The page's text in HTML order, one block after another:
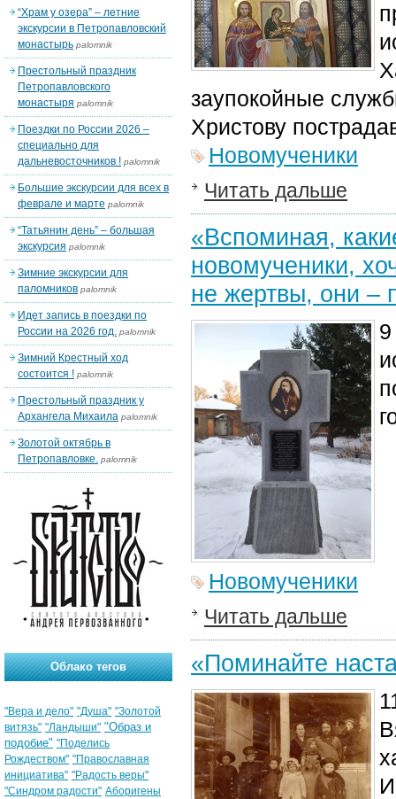
заупокойные
Христову
Новомученики
Читать дальше
«Вспоминая,
новомученики,
не жертвы, они –
Новомученики
Читать дальше
«Поминайте
“Храм у озера” – летние
экскурсии в Петропавловский
монастырь palomnik
Престольный праздник
Петропавловского
монастыря palomnik
Поездки по России 2026 –
специально для
дальневосточников ! palomnik
Большие экскурсии для всех в
феврале и марте palomnik
“Татьянин день” – большая
экскурсия palomnik
Зимние экскурсии для
паломников palomnik
Идет запись в поездки по
России на 2026 год. palomnik
Зимний Крестный ход
состоится ! palomnik
Престольный праздник у
Архангела Михаила palomnik
Золотой октябрь в
Петропавловке. palomnik
Облако тегов
"Вера и дело" "Душа" "Золотой
витязь" "Ландыши" "Образ и
подобие" "Поделись
Рождеством" "Православная
инициатива" "Радость веры"
"Синдром радости" Аборигены